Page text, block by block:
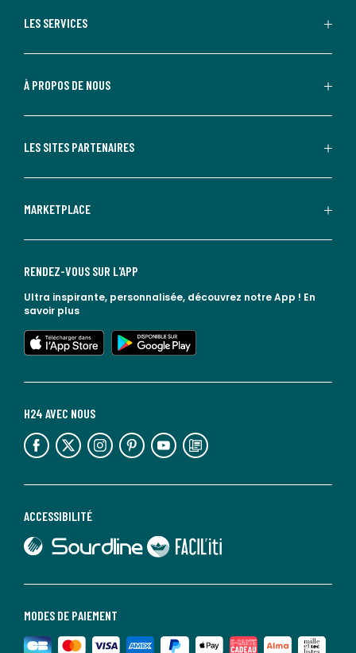
LES SERVICES
À PROPOS DE NOUS
LES SITES PARTENAIRES
MARKETPLACE
MODES DE PAIEMENT
ACCESSIBILITÉ
lien vers Sourdline
lien vers Faciliti
H24 AVEC NOUS
lien vers l'espace réseaux sociaux lien vers l'espace réseaux sociaux lien vers l'espace réseaux sociaux lien vers l'espace réseaux sociaux lien vers l'espace réseaux sociaux lien vers le blog la redoute
RENDEZ-VOUS SUR L'APP
Ultra inspirante, personnalisée, découvrez notre App ! En
savoir plus
lien vers l'app store
lien vers google play